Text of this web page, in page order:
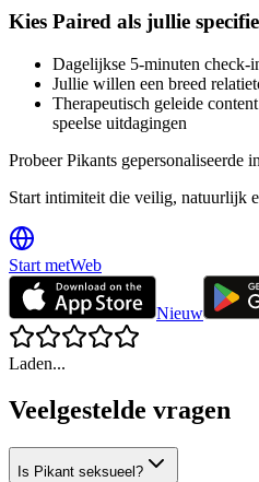
Kies Paired als jullie
Dagelijkse 5-minuten check-
Jullie willen een breed
Therapeutisch geleide
speelse uitdagingen
Probeer Pikants gepersonaliseerde
Start intimiteit die veilig, natuurlijk
Start metWeb
Nieuw
Laden...
Veelgestelde vragen
Is Pikant seksueel?